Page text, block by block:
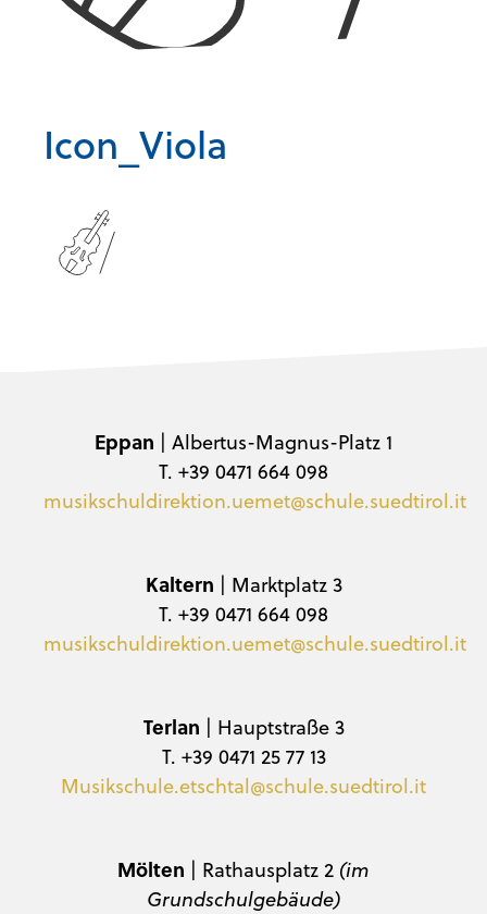
Icon_Viola
Eppan | Albertus-Magnus-Platz 1
T. +39 0471 664 098
musikschuldirektion.uemet@schule.suedtirol.it
Kaltern | Marktplatz 3
T. +39 0471 664 098
musikschuldirektion.uemet@schule.suedtirol.it
Terlan | Hauptstraße 3
T. +39 0471 25 77 13
Musikschule.etschtal@schule.suedtirol.it
Mölten | Rathausplatz 2 (im
Grundschulgebäude)